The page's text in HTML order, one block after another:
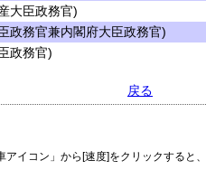
大臣政務官)
政務官兼内閣府大臣政務官)
政務官)
戻る
アイコン」から[速度]をクリックすると